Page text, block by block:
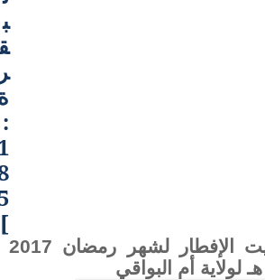
ب
:
]
نقدم لكم مواقيت الإفطار لشهر رمضان 2017
أم البواقي